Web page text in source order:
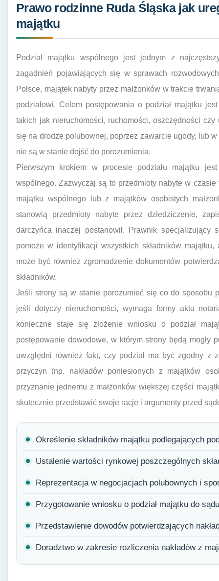
Prawo rodzinne Ruda Śląska jak
majątku
Podział majątku wspólnego jest jednym z
zagadnień pojawiających się w sprawach
Polsce, majątek nabyty przez małżonków w trakcie
podziałowi. Celem postępowania o podział majątku
takich jak nieruchomości, ruchomości, oszczędności czy
się na drodze polubownej, poprzez zawarcie ugody, lub
nie są w stanie dojść do porozumienia.
Pierwszym krokiem w procesie podziału majątku
wspólnego. Zazwyczaj są to przedmioty nabyte w
majątku wspólnego lub z majątków osobistych
stanowią przedmioty nabyte przez dziedziczenie,
darczyńca inaczej postanowił. Prawnik
pomoże w identyfikacji wszystkich składników
może być również zgromadzenie dokumentów
składników.
Jeśli strony są w stanie porozumieć się co do sposobu
jeśli dotyczy nieruchomości, wymaga formy aktu
konieczne staje się złożenie wniosku o podział
postępowanie dowodowe, w którym strony będą mogły
uwzględni również fakt, czy podział ma być zgodny z
przyczyn (np. nakładów poniesionych z majątków
przyznanie jednemu z małżonków większej części
skutecznie przedstawić swoje racje i argumenty przed
Określenie składników majątku podlegających
Ustalenie wartości rynkowej poszczególnych
Reprezentacja w negocjacjach polubownych i
Przygotowanie wniosku o podział majątku do
Przedstawienie dowodów potwierdzających
Doradztwo w zakresie rozliczenia nakładów z